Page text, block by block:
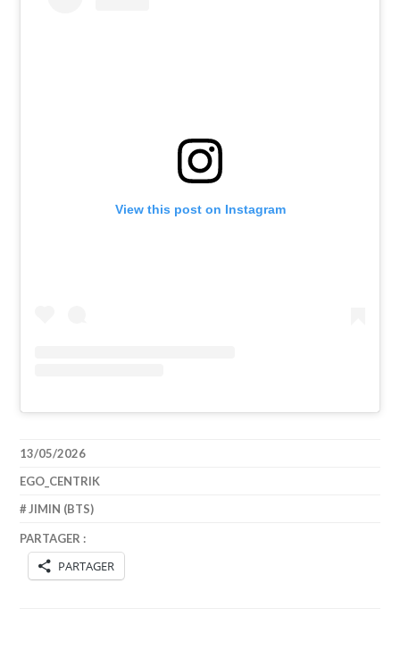
View this post on Instagram
13/05/2026
EGO_CENTRIK
JIMIN (BTS)
PARTAGER :
PARTAGER